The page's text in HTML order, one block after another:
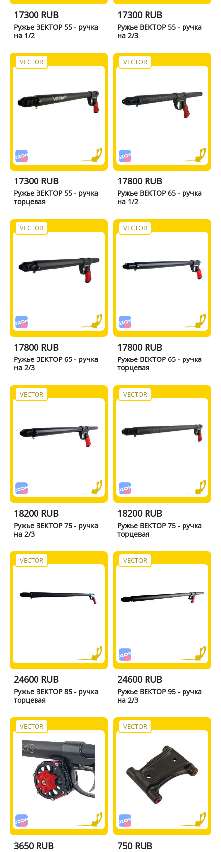
17300 RUB
Ружье ВЕКТОР 55 - ручка
на 1/2
17300 RUB
Ружье ВЕКТОР 55 - ручка
на 2/3
VECTOR
17300 RUB
Ружье ВЕКТОР 55 - ручка
торцевая
VECTOR
17800 RUB
Ружье ВЕКТОР 65 - ручка
на 1/2
VECTOR
17800 RUB
Ружье ВЕКТОР 65 - ручка
на 2/3
VECTOR
17800 RUB
Ружье ВЕКТОР 65 - ручка
торцевая
VECTOR
18200 RUB
Ружье ВЕКТОР 75 - ручка
на 2/3
VECTOR
18200 RUB
Ружье ВЕКТОР 75 - ручка
торцевая
VECTOR
24600 RUB
Ружье ВЕКТОР 85 - ручка
торцевая
VECTOR
24600 RUB
Ружье ВЕКТОР 95 - ручка
на 2/3
VECTOR
3650 RUB
VECTOR
750 RUB